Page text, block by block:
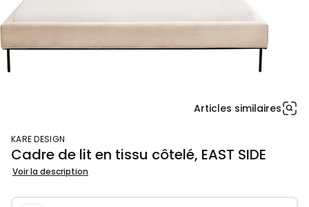
Articles similaires
KARE DESIGN
Cadre de lit en tissu côtelé, EAST SIDE
Voir la description